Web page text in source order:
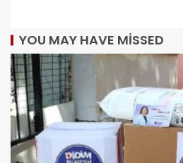
YOU MAY HAVE MISSED